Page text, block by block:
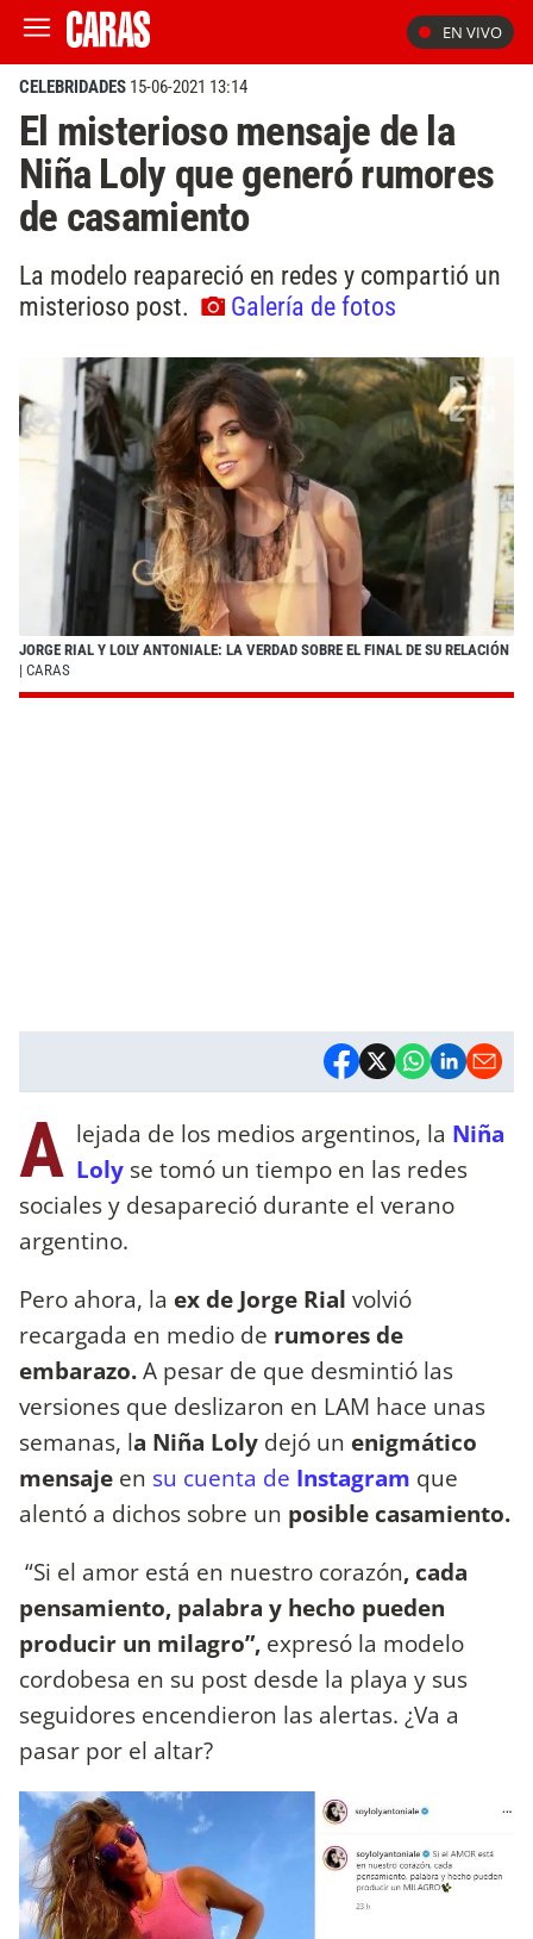
EN VIVO
CELEBRIDADES 15-06-2021 13:14
El misterioso mensaje de la
Niña Loly que generó rumores
de casamiento
La modelo reapareció en redes y compartió un
misterioso post.
Galería de fotos
JORGE RIAL Y LOLY ANTONIALE: LA VERDAD SOBRE EL FINAL DE SU RELACIÓN
| CARAS
A lejada de los medios argentinos, la Niña
Loly se tomó un tiempo en las redes
sociales y desapareció durante el verano
argentino.
Pero ahora, la ex de Jorge Rial volvió
recargada en medio de rumores de
embarazo.A pesar de que desmintió las
versiones que deslizaron en LAM hace unas
semanas, la Niña Loly dejó un enigmático
mensaje en su cuenta de Instagram que
alentó a dichos sobre un posible casamiento.
“Si el amor está en nuestro corazón, cada
pensamiento, palabra y hecho pueden
producir un milagro”, expresó la modelo
cordobesa en su post desde la playa y sus
seguidores encendieron las alertas. ¿Va a
pasar por el altar?